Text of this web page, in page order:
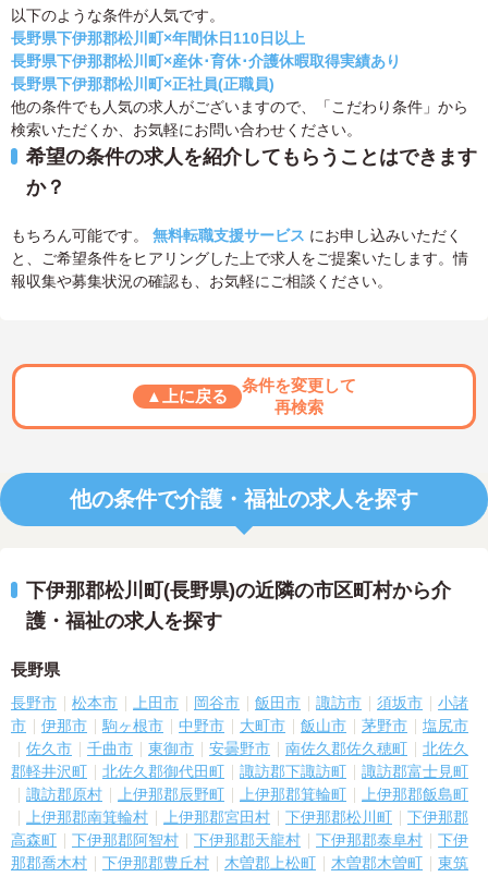
以下のような条件が人気です。
長野県下伊那郡松川町×年間休日110日以上
長野県下伊那郡松川町×産休･育休･介護休暇取得実績あり
長野県下伊那郡松川町×正社員(正職員)
他の条件でも人気の求人がございますので、「こだわり条件」から
検索いただくか、お気軽にお問い合わせください。
希望の条件の求人を紹介してもらうことはできます
か？
もちろん可能です。 無料転職支援サービス にお申し込みいただく
と、ご希望条件をヒアリングした上で求人をご提案いたします。情
報収集や募集状況の確認も、お気軽にご相談ください。
▲上に戻る
条件を変更して
再検索
他の条件で介護・福祉の求人を探す
下伊那郡松川町(長野県)の近隣の市区町村から介
護・福祉の求人を探す
長野県
長野市 松本市 上田市 岡谷市 飯田市 諏訪市 須坂市
小諸
市
伊那市 駒ヶ根市 中野市 大町市 飯山市 茅野市
塩尻市
佐久市
千曲市 東御市 安曇野市 南佐久郡佐久穂町
北佐久
郡軽井沢町
北佐久郡御代田町 諏訪郡下諏訪町
諏訪郡富士見町
諏訪郡原村
上伊那郡辰野町 上伊那郡箕輪町
上伊那郡飯島町
上伊那郡南箕輪村
上伊那郡宮田村 下伊那郡松川町
下伊那郡
高森町
下伊那郡阿智村 下伊那郡天龍村 下伊那郡泰阜村
下伊
那郡喬木村
下伊那郡豊丘村 木曽郡上松町 木曽郡木曽町
東筑